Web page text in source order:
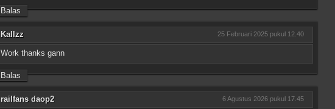
Balas
Kallzz 25 Februari 2025 pukul 12.40
Work thanks gann
Balas
railfans daop2 6 Agustus 2026 pukul 17.45